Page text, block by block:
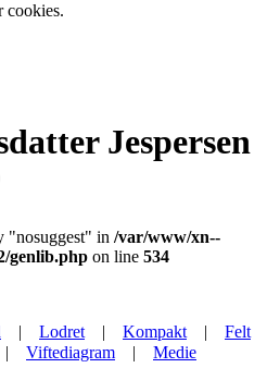
cookies.
Jespersen
"nosuggest" in /var/www/xn--
genlib.php on line 534
| Lodret | Kompakt | Felt
Viftediagram | Medie